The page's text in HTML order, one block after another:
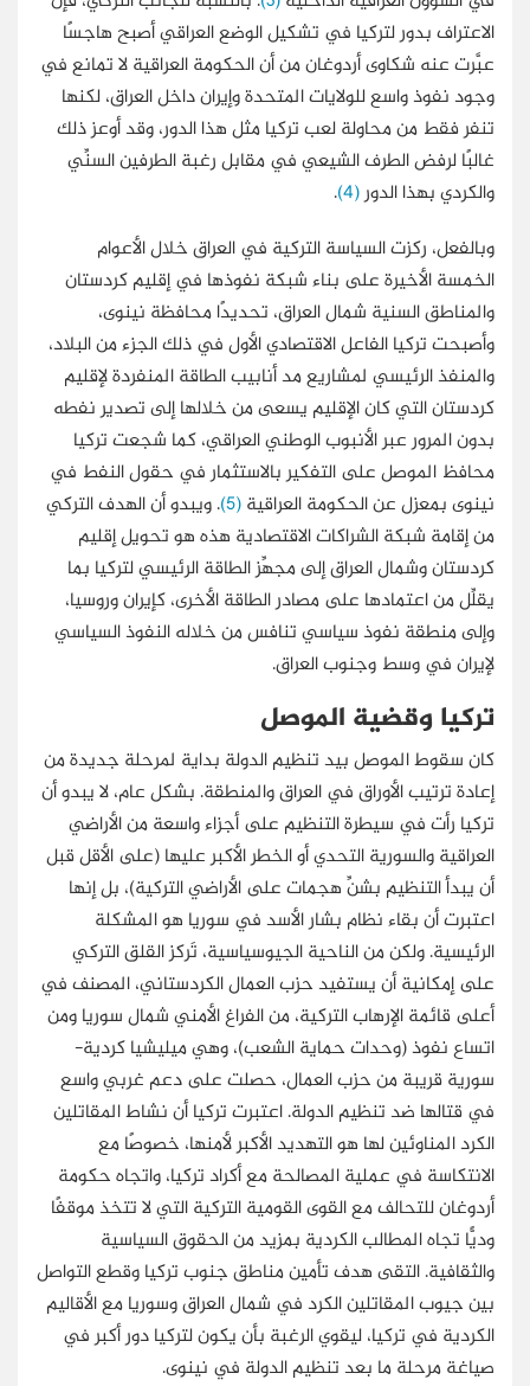
الاعتراف بدور لتركيا في تشكيل الوضع العراقي أصبح هاجسًا
عبَّرت عنه شكاوى أردوغان من أن الحكومة العراقية لا تمانع في
وجود نفوذ واسع للولايات المتحدة وإيران داخل العراق، لكنها
تنفر فقط من محاولة لعب تركيا مثل هذا الدور، وقد أوعز ذلك
غالبًا لرفض الطرف الشيعي في مقابل رغبة الطرفين السنِّي
والكردي بهذا الدور(4)
.
وبالفعل، ركزت السياسة التركية في العراق خلال الأعوام
الخمسة الأخيرة على بناء شبكة نفوذها في إقليم كردستان
والمناطق السنية شمال العراق، تحديدًا محافظة نينوى،
وأصبحت تركيا الفاعل الاقتصادي الأول في ذلك الجزء من البلاد،
والمنفذ الرئيسي لمشاريع مد أنابيب الطاقة المنفردة لإقليم
كردستان التي كان الإقليم يسعى من خلالها إلى تصدير نفطه
بدون المرور عبر الأنبوب الوطني العراقي، كما شجعت تركيا
محافظ الموصل على التفكير بالاستثمار في حقول النفط في
نينوى بمعزل عن الحكومة العراقية(5) . ويبدو أن الهدف التركي
من إقامة شبكة الشراكات الاقتصادية هذه هو تحويل إقليم
كردستان وشمال العراق إلى مجهِّز الطاقة الرئيسي لتركيا بما
يقلِّل من اعتمادها على مصادر الطاقة الأخرى، كإيران وروسيا،
وإلى منطقة نفوذ سياسي تنافس من خلاله النفوذ السياسي
لإيران في وسط وجنوب العراق.
تركيا وقضية الموصل
كان سقوط الموصل بيد تنظيم الدولة بداية لمرحلة جديدة من
إعادة ترتيب الأوراق في العراق والمنطقة. بشكل عام، لا يبدو أن
تركيا رأت في سيطرة التنظيم على أجزاء واسعة من الأراضي
العراقية والسورية التحدي أو الخطر الأكبر عليها (على الأقل قبل
أن يبدأ التنظيم بشنِّ هجمات على الأراضي التركية)، بل إنها
اعتبرت أن بقاء نظام بشار الأسد في سوريا هو المشكلة
الرئيسية. ولكن من الناحية الجيوسياسية، تَركز القلق التركي
على إمكانية أن يستفيد حزب العمال الكردستاني، المصنف في
أعلى قائمة الإرهاب التركية، من الفراغ الأمني شمال سوريا ومن
اتساع نفوذ (وحدات حماية الشعب)، وهي ميليشيا كردية-
سورية قريبة من حزب العمال، حصلت على دعم غربي واسع
في قتالها ضد تنظيم الدولة. اعتبرت تركيا أن نشاط المقاتلين
الكرد المناوئين لها هو التهديد الأكبر لأمنها، خصوصًا مع
الانتكاسة في عملية المصالحة مع أكراد تركيا، واتجاه حكومة
أردوغان للتحالف مع القوى القومية التركية التي لا تتخذ موقفًا
وديًّا تجاه المطالب الكردية بمزيد من الحقوق السياسية
والثقافية. التقى هدف تأمين مناطق جنوب تركيا وقطع التواصل
بين جيوب المقاتلين الكرد في شمال العراق وسوريا مع الأقاليم
الكردية في تركيا، ليقوي الرغبة بأن يكون لتركيا دور أكبر في
صياغة مرحلة ما بعد تنظيم الدولة في نينوى.